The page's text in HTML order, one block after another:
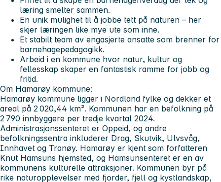
læring smelter sammen.
En unik mulighet til å jobbe tett på naturen – her
skjer læringen like mye ute som inne.
Et stabilt team av engasjerte ansatte som brenner for
barnehagepedagogikk.
Arbeid i en kommune hvor natur, kultur og
fellesskap skaper en fantastisk ramme for jobb og
fritid.
Om Hamarøy kommune:
Hamarøy kommune ligger i Nordland fylke og dekker et
areal på 2 020,44 km². Kommunen har en befolkning på
2 790 innbyggere per tredje kvartal 2024.
Administrasjonssenteret er Oppeid, og andre
befolkningssentra inkluderer Drag, Skutvik, Ulvsvåg,
Innhavet og Tranøy. Hamarøy er kjent som forfatteren
Knut Hamsuns hjemsted, og Hamsunsenteret er en av
kommunens kulturelle attraksjoner. Kommunen byr på
rike naturopplevelser med fjorder, fjell og kystlandskap,